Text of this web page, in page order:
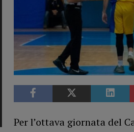
Per l’ottava giornata del